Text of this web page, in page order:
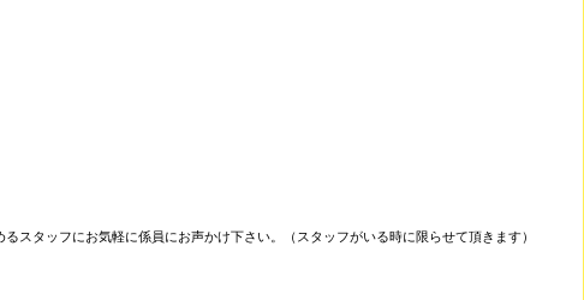
タッフにお気軽に係員にお声かけ下さい。（スタッフがいる時に限らせて頂きます）